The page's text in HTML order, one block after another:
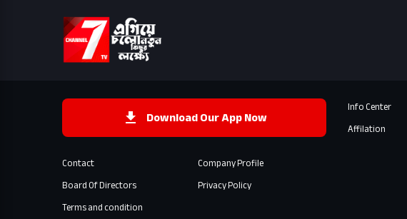
Download Our App Now
Contact
Company Profile
Board Of Directors
Privacy Policy
Terms and condition
Info Center
Affilation